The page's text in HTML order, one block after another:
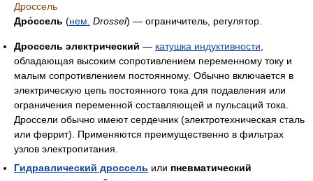
Дроссель
Дро́ссель (нем. Drossel) — ограничитель, регулятор.
Дроссель электрический — катушка индуктивности
обладающая высоким сопротивлением переменному току и
малым сопротивлением постоянному. Обычно включается в
электрическую цепь постоянного тока для подавления или
ограничения переменной составляющей и пульсаций тока.
Дроссели обычно имеют сердечник (электротехническая сталь
или феррит). Применяются преимущественно в фильтрах
узлов электропитания.
Гидравлический дроссель или пневматический